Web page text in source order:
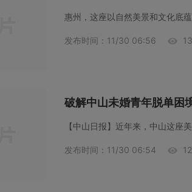
发布时间：11/30 06:56
破解中山未婚青年脱单困
发布时间：11/30 06:54